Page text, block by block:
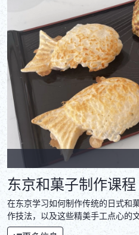
东京和菓子制作课程
在东京学习如何制作传统的日式和
作技法，以及这些精美手工点心的